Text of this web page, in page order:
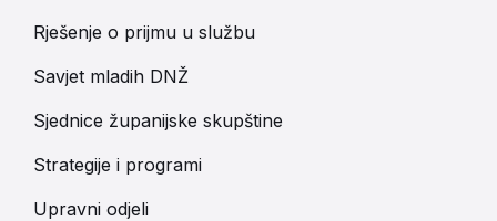
Rješenje o prijmu u službu
Savjet mladih DNŽ
Sjednice županijske skupštine
Strategije i programi
Upravni odjeli